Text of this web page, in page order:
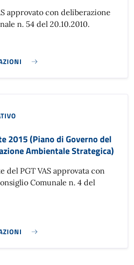
approvato con deliberazione
n. 54 del 20.10.2010.
DEL TERRITORIO E
2015 (Piano di Governo del
Ambientale Strategica)
del PGT VAS approvata con
Comunale n. 4 del
2015 (PIANO DI GOVERNO DEL